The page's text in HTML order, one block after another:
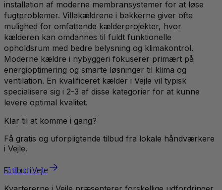
installation af moderne membransystemer for at løse
fugtproblemer. Villakældrene i bakkerne giver ofte
mulighed for omfattende kælderprojekter, hvor
kælderen kan omdannes til fuldt funktionelle
opholdsrum med bedre belysning og klimakontrol.
Moderne kældre i nybyggeri fokuserer primært på
energioptimering og smarte løsninger til klima og
ventilation. En kvalificeret kælder i Vejle vil typisk
specialisere sig i 2-3 af disse kategorier for at kunne
levere optimal kvalitet.
Klar til at komme i gang?
Få gratis og uforpligtende tilbud fra lokale håndværkere
i Vejle.
Få tilbud i Vejle